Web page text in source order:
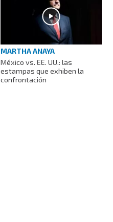
MARTHA ANAYA
México vs. EE. UU.: las
estampas que exhiben la
confrontación